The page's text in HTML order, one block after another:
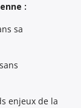
:
sa
enjeux de la